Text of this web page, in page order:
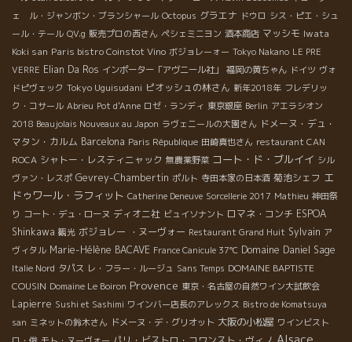
ェ ル・ジャンボン・ブランシャール Octopus グラエナ ドウロ シス・ピエ・シュ
ール・テール QV.g 販売プロの西さん ペシェミニヨン 酒本商店 マッシモ Iwata
Koki san Paris bistro Coinstot Vino ボジョレーォー Tokyo Nakano LE PRE
VERRE Elian Da Ros インポーター「アヴニール社」 福岡の黄ちゃん ドイツ ヴォ
ドピヴェック Tokyo Uguisudani ピオッシュの林さん 新年2018年 フレデリッ
ク・コサール Abrieu Pot d'Anne ロゼ・ランディ 東京銀座 Berlin アエラシオン
2018 Beaujolais Nouveaux au Japon ラヴェニールの大園さん ドメーヌ・デュ・
マタン・カルム Barcelona Paris République 田崎真也さん restaurant CAN
ROCA シャトー・レスティニャック 無農薬野菜 コート・ド・ブルイイ シル
ヴァン・レスポ Gevrey-Chambertin ポルト 寺田本家の日本酒 菊池シェフ エ
ドゥワール・ラフィット Catherine Deneuve Sorcellerie 2017 Mathieu 神田祭
り コート・デュ・ローヌ ディオニ社 ビュイソナント ロマネ・コンチ ESPOA
Shinkawa 観光 ボジョレー ・ヌーヴォー Restaurant Grand Huit Sylvain ア
ヴィタル Marie-Hélène BACAVE France Canicule 37℃ Domaine Daniel Sage
Italie Nord タパス レ・フラー・ルージュ Sans Temps DOMAINE BAPTISTE
COUSIN Domaine Le Boiron Provence 東京・名古屋の自然ワイン大試飲会
Lapierre Sushi et Sashimi ワインバー店長のアレックス Bistro de Komatsuya
san ミネットの鈴木さん ドメーヌ・デ・グリオット 大阪の小松屋 ワインビスト